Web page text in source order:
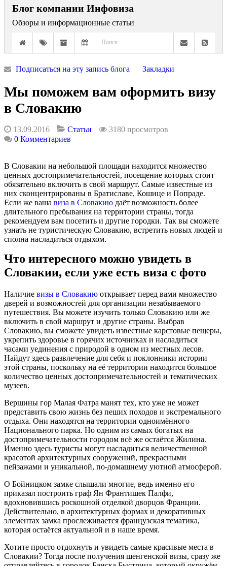
Блог компании Инфовиза
Обзоры и информационные статьи
Подписаться на эту запись блога Закладки
Мы поможем вам оформить визу
в Словакию
13.09.2016 Статьи
3180 просмотров
0 Комментариев
В Словакии на небольшой площади находится множество
ценных достопримечательностей, посещение которых стоит
обязательно включить в свой маршрут. Самые известные из
них сконцентрированы в Братиславе, Кошице и Попраде.
Если же ваша виза в Словакию даёт возможность более
длительного пребывания на территории страны, тогда
рекомендуем вам посетить и другие городки. Так вы сможете
узнать не туристическую Словакию, встретить новых людей и
сполна насладиться отдыхом.
Что интересного можно увидеть в
Словакии, если уже есть виза с фото
Наличие визы в Словакию открывает перед вами множество
дверей и возможностей для организации незабываемого
путешествия. Вы можете изучить только Словакию или же
включить в свой маршрут и другие страны. Выбрав
Словакию, вы сможете увидеть известные карстовые пещеры,
укрепить здоровье в горячих источниках и насладиться
часами уединения с природой в одном из местных лесов.
Найдут здесь развлечение для себя и поклонники истории
этой страны, поскольку на её территории находится большое
количество ценных достопримечательностей и тематических
музеев.
Вершины гор Малая Фатра манят тех, кто уже не может
представить свою жизнь без пеших походов и экстремального
отдыха. Они находятся на территории одноимённого
Национального парка. Но одним из самых богатых на
достопримечательности городом всё же остаётся Жилина.
Именно здесь туристы могут насладиться величественной
красотой архитектурных сооружений, прекрасными
пейзажами и уникальной, по-домашнему уютной атмосферой.
О Бойницком замке слышали многие, ведь именно его
приказал построить граф Ян Франтишек Палфи,
вдохновившись роскошной отделкой дворцов Франции.
Действительно, в архитектурных формах и декоративных
элементах замка прослеживается французская тематика,
которая остаётся актуальной и в наше время.
Хотите просто отдохнуть и увидеть самые красивые места в
Словакии? Тогда после получения шенгенской визы, сразу же